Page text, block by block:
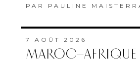
PAR PAULINE
7 AOÛT 2026
MAROC–AFRIQUE